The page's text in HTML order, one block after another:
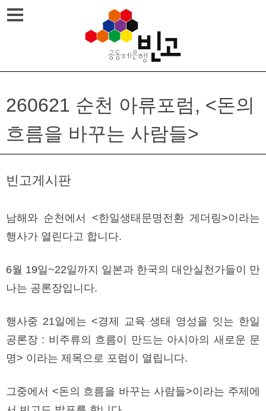
Skip
to
260621 순천 아류포럼, <돈의
흐름을 바꾸는 사람들>
빈고게시판
남해와 순천에서 <한일생태문명전환 게더링>이라는
행사가 열린다고 합니다.
6월 19일~22일까지 일본과 한국의 대안실천가들이 만
나는 공론장입니다.
행사중 21일에는 <경제 교육 생태 영성을 잇는 한일
공론장 : 비주류의 흐름이 만드는 아시아의 새로운 문
명> 이라는 제목으로 포럼이 열립니다.
그중에서 <돈의 흐름을 바꾸는 사람들>이라는 주제에